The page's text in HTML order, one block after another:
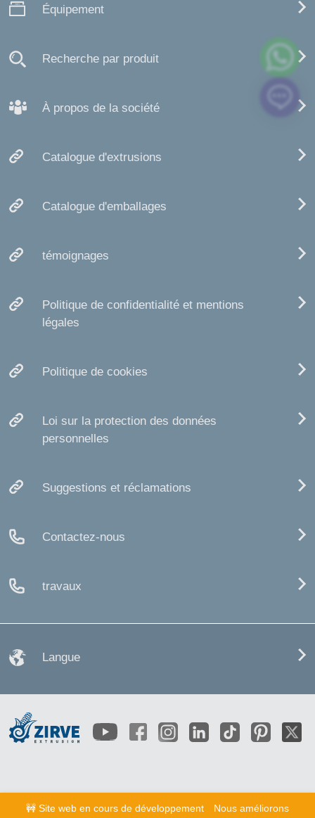
🚧 Site web en cours de développement
Nous améliorons
Équipement
Recherche par produit
À propos de la société
Catalogue d'extrusions
Catalogue d'emballages
témoignages
Politique de confidentialité et mentions
légales
Politique de cookies
Loi sur la protection des données
personnelles
Suggestions et réclamations
Contactez-nous
travaux
Langue